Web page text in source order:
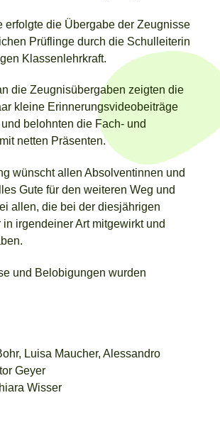
erfolgte die Übergabe der Zeugnisse
Prüflinge durch die Schulleiterin
Klassenlehrkraft.
die Zeugnisübergaben zeigten die
kleine Erinnerungsvideobeiträge
belohnten die Fach- und
netten Präsenten.
wünscht allen Absolventinnen und
Gute für den weiteren Weg und
allen, die bei der diesjährigen
irgendeiner Art mitgewirkt und
und Belobigungen wurden
Luisa Maucher, Alessandro
Geyer
Wisser